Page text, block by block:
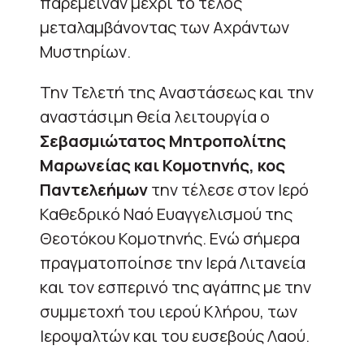
μεταλαμβάνοντας των Αχράντων
Μυστηρίων.
Την Τελετή της Αναστάσεως και την
αναστάσιμη θεία λειτουργία ο
Σεβασμιώτατος Μητροπολίτης
Μαρωνείας και Κομοτηνής, κος
Παντελεήμωντην τέλεσε στον Ιερό
Καθεδρικό Ναό Ευαγγελισμού της
Θεοτόκου Κομοτηνής. Ενώ σήμερα
πραγματοποίησε την Ιερά Λιτανεία
και τον εσπερινό της αγάπης με την
συμμετοχή του ιερού Κλήρου, των
Ιεροψαλτών και του ευσεβούς Λαού.